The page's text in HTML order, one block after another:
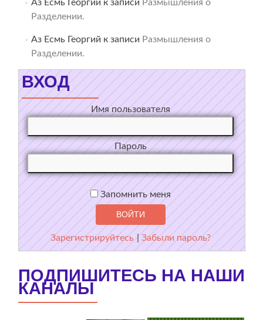
Аз Есмь Георгий к записи Размышления о
Разделении.
Аз Есмь Георгий к записи Размышления о
Разделении.
ВХОД
Имя пользователя
Пароль
Запомнить меня
Зарегистрируйтесь |Забыли пароль?
ПОДПИШИТЕСЬ НА НАШИ
КАНАЛЫ